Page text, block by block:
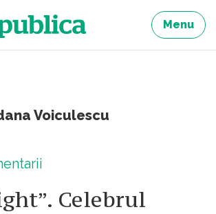
Menu
Voiculescu
Celebrul